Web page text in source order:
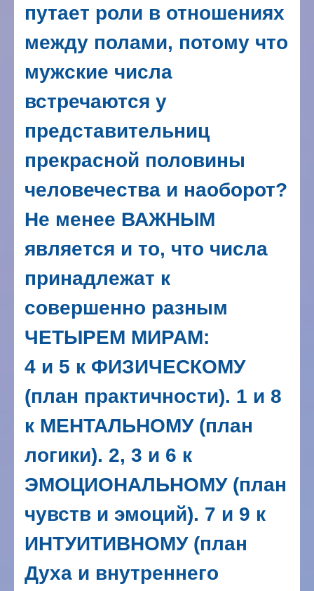
путает роли в отношениях
между полами, потому что
мужские числа
встречаются у
представительниц
прекрасной половины
человечества и наоборот?
Не менее ВАЖНЫМ
является и то, что числа
принадлежат к
совершенно разным
ЧЕТЫРЕМ МИРАМ:
4 и 5 к ФИЗИЧЕСКОМУ
(план практичности). 1 и 8
к МЕНТАЛЬНОМУ (план
логики). 2, 3 и 6 к
ЭМОЦИОНАЛЬНОМУ (план
чувств и эмоций). 7 и 9 к
ИНТУИТИВНОМУ (план
Духа и внутреннего